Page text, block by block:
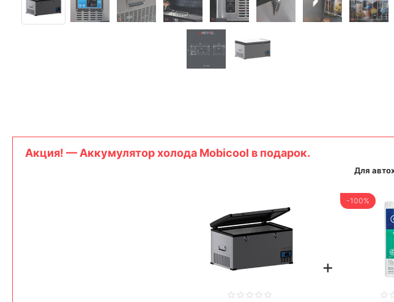
Aкция! — Аккумулятор холода Mobicool в подарок.
+
Для
-100%